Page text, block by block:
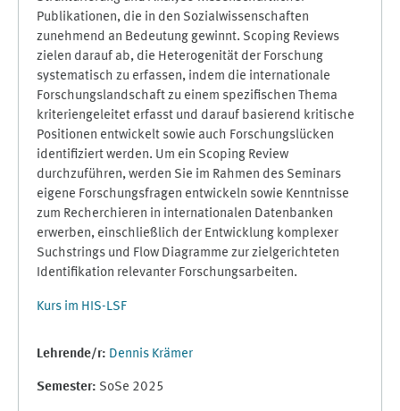
Publikationen, die in den Sozialwissenschaften
zunehmend an Bedeutung gewinnt. Scoping Reviews
zielen darauf ab, die Heterogenität der Forschung
systematisch zu erfassen, indem die internationale
Forschungslandschaft zu einem spezifischen Thema
kriteriengeleitet erfasst und darauf basierend kritische
Positionen entwickelt sowie auch Forschungslücken
identifiziert werden. Um ein Scoping Review
durchzuführen, werden Sie im Rahmen des Seminars
eigene Forschungsfragen entwickeln sowie Kenntnisse
zum Recherchieren in internationalen Datenbanken
erwerben, einschließlich der Entwicklung komplexer
Suchstrings und Flow Diagramme zur zielgerichteten
Identifikation relevanter Forschungsarbeiten.
Kurs im HIS-LSF
Lehrende/r: Dennis Krämer
Semester: SoSe 2025